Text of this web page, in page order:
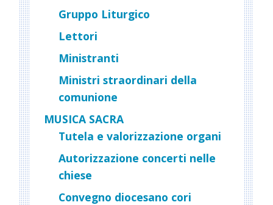
Gruppo Liturgico
Lettori
Ministranti
Ministri straordinari della
comunione
MUSICA SACRA
Tutela e valorizzazione organi
Autorizzazione concerti nelle
chiese
Convegno diocesano cori